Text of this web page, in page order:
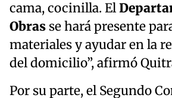
cama, cocinilla. El
Obras se hará presente
materiales y ayudar en la
del domicilio”, afirmó
Por su parte, el Segundo